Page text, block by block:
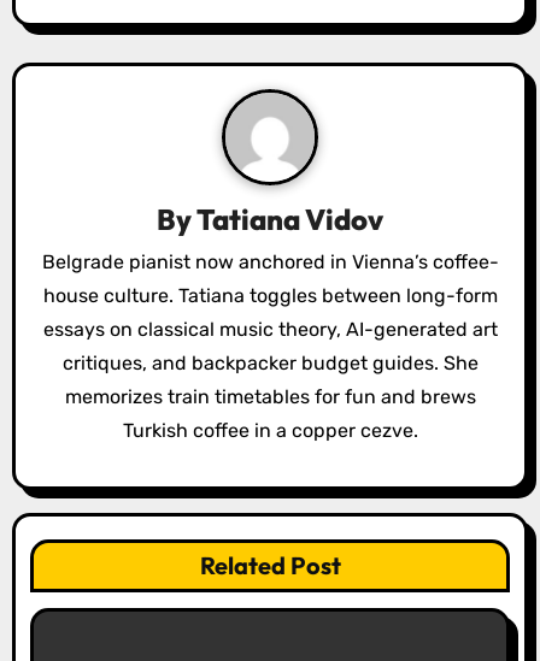
a
v
t
i
ByTatiana Vidov
Belgrade pianist now anchored in Vienna’s coffee-
house culture. Tatiana toggles between long-form
essays on classical music theory, AI-generated art
critiques, and backpacker budget guides. She
memorizes train timetables for fun and brews
Turkish coffee in a copper cezve.
Related Post